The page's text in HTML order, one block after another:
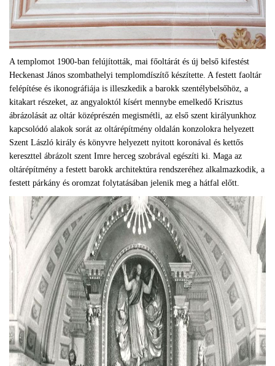
A templomot 1900-ban felújították, mai főoltárát és új belső kifestést
Heckenast János szombathelyi templomdíszítő készítette. A festett faoltár
felépítése és ikonográfiája is illeszkedik a barokk szentélybelsőhöz, a
kitakart részeket, az angyaloktól kísért mennybe emelkedő Krisztus
ábrázolását az oltár középrészén megismétli, az első szent királyunkhoz
kapcsolódó alakok sorát az oltárépítmény oldalán konzolokra helyezett
Szent László király és könyvre helyezett nyitott koronával és kettős
kereszttel ábrázolt szent Imre herceg szobrával egészíti ki. Maga az
oltárépítmény a festett barokk architektúra rendszeréhez alkalmazkodik, a
festett párkány és oromzat folytatásában jelenik meg a hátfal előtt.